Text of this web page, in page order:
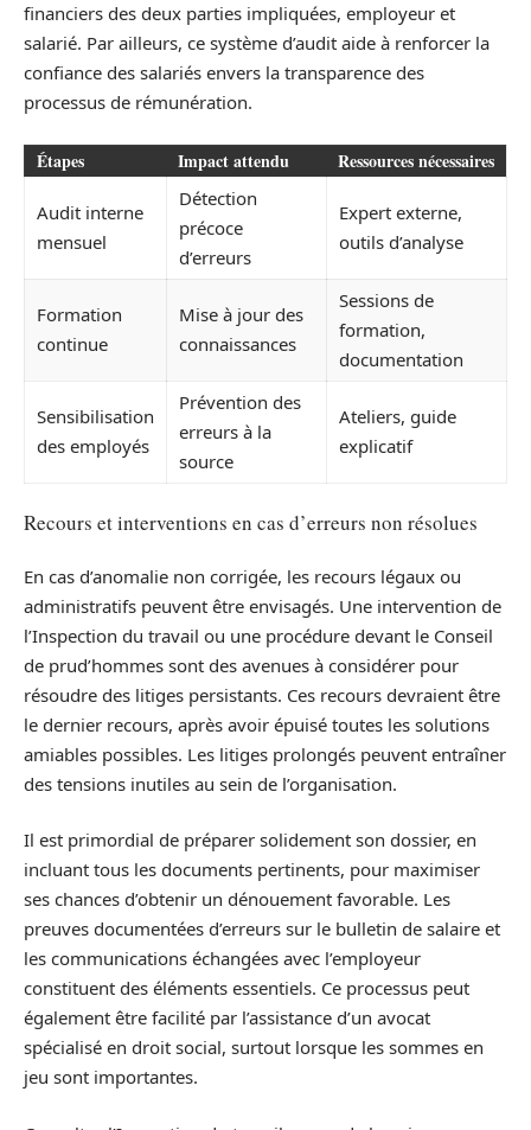
financiers des deux parties impliquées, employeur et
salarié. Par ailleurs, ce système d’audit aide à renforcer la
confiance des salariés envers la transparence des
processus de rémunération.
Étapes Impact attendu Ressources nécessaires
Audit interne
mensuel
Détection
précoce
d’erreurs
Expert externe,
outils d’analyse
Formation
continue
Mise à jour des
connaissances
Sessions de
formation,
documentation
Sensibilisation
des employés
Prévention des
erreurs à la
source
Ateliers, guide
explicatif
Recours et interventions en cas d’erreurs non résolues
En cas d’anomalie non corrigée, les recours légaux ou
administratifs peuvent être envisagés. Une intervention de
l’Inspection du travail ou une procédure devant le Conseil
de prud’hommes sont des avenues à considérer pour
résoudre des litiges persistants. Ces recours devraient être
le dernier recours, après avoir épuisé toutes les solutions
amiables possibles. Les litiges prolongés peuvent entraîner
des tensions inutiles au sein de l’organisation.
Il est primordial de préparer solidement son dossier, en
incluant tous les documents pertinents, pour maximiser
ses chances d’obtenir un dénouement favorable. Les
preuves documentées d’erreurs sur le bulletin de salaire et
les communications échangées avec l’employeur
constituent des éléments essentiels. Ce processus peut
également être facilité par l’assistance d’un avocat
spécialisé en droit social, surtout lorsque les sommes en
jeu sont importantes.